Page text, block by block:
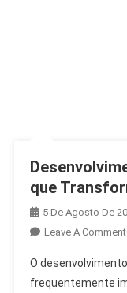
que
5 De Agosto De
Leave A Comment
O
frequentemente